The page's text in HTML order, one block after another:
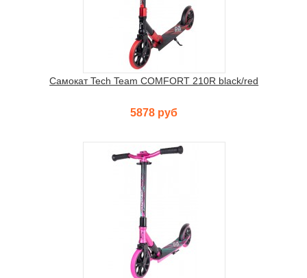
Самокат Tech Team COMFORT 210R black/red
5878 руб